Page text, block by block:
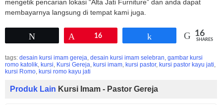
mengetik pencarian lokasi “Alta Jati Furniture” dan anda dapat
membayarnya langsung di tempat kami juga.
16 16
SHARES
tags: desain kursi imam gereja, desain kursi imam selebran, gambar kursi
romo katolik, kursi, Kursi Gereja, kursi imam, kursi pastor, kursi pastor kayu jati,
kursi Romo, kursi romo kayu jati
Produk Lain Kursi Imam - Pastor Gereja